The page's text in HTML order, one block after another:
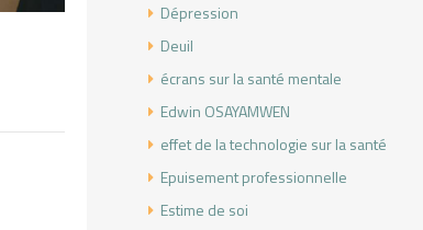
Dépression
Deuil
écrans sur la santé mentale
Edwin OSAYAMWEN
effet de la technologie sur la santé
Epuisement professionnelle
Estime de soi